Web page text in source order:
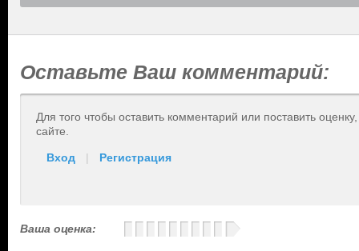
Оставьте Ваш комментарий:
Для того чтобы оставить комментарий или поставить
сайте.
Вход | Регистрация
Ваша оценка: